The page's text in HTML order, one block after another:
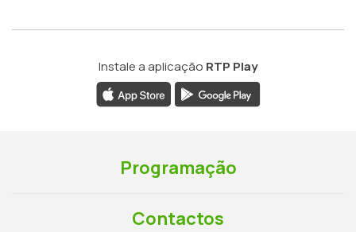
Instale a aplicação RTP Play
Programação
Contactos